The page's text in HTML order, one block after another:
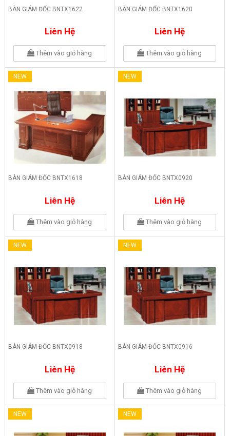
BÀN GIÁM ĐỐC BNTX1622
Liên Hệ
Thêm vào giỏ hàng
BÀN GIÁM ĐỐC BNTX1620
Liên Hệ
Thêm vào giỏ hàng
NEW
BÀN GIÁM ĐỐC BNTX1618
Liên Hệ
Thêm vào giỏ hàng
NEW
BÀN GIÁM ĐỐC BNTX0920
Liên Hệ
Thêm vào giỏ hàng
NEW
BÀN GIÁM ĐỐC BNTX0918
Liên Hệ
Thêm vào giỏ hàng
NEW
BÀN GIÁM ĐỐC BNTX0916
Liên Hệ
Thêm vào giỏ hàng
NEW NEW